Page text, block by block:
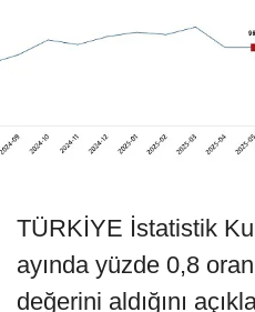
TÜRKİYE İstatistik
ayında yüzde 0,8
değerini aldığını